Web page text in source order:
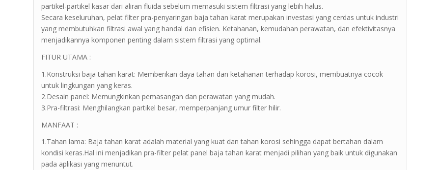
partikel-partikel kasar dari aliran fluida sebelum memasuki sistem filtrasi yang lebih halus.
Secara keseluruhan, pelat filter pra-penyaringan baja tahan karat merupakan investasi yang cerdas untuk industri
yang membutuhkan filtrasi awal yang handal dan efisien. Ketahanan, kemudahan perawatan, dan efektivitasnya
menjadikannya komponen penting dalam sistem filtrasi yang optimal.
FITUR UTAMA :
1.Konstruksi baja tahan karat: Memberikan daya tahan dan ketahanan terhadap korosi, membuatnya cocok
untuk lingkungan yang keras.
2.Desain panel: Memungkinkan pemasangan dan perawatan yang mudah.
3.Pra-filtrasi: Menghilangkan partikel besar, memperpanjang umur filter hilir.
MANFAAT :
1.Tahan lama: Baja tahan karat adalah material yang kuat dan tahan korosi sehingga dapat bertahan dalam
kondisi keras.Hal ini menjadikan pra-filter pelat panel baja tahan karat menjadi pilihan yang baik untuk digunakan
pada aplikasi yang menuntut.